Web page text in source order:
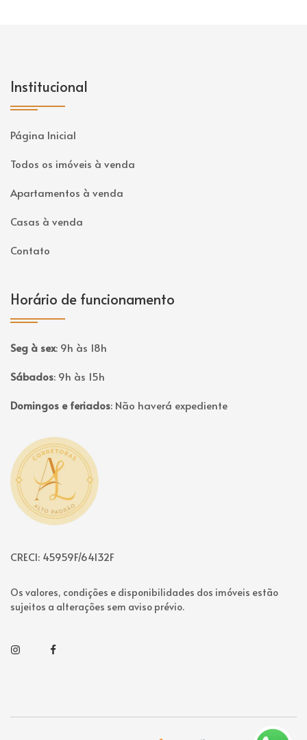
Institucional
Página Inicial
Todos os imóveis à venda
Apartamentos à venda
Casas à venda
Contato
Horário de funcionamento
Seg à sex: 9h às 18h
Sábados: 9h às 15h
Domingos e feriados: Não haverá expediente
Página inicial
CRECI: 45959F/64132F
Os valores, condições e disponibilidades dos imóveis estão
sujeitos a alterações sem aviso prévio.
InstagramFacebook